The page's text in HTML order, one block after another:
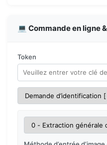
💻 Commande en ligne
Token